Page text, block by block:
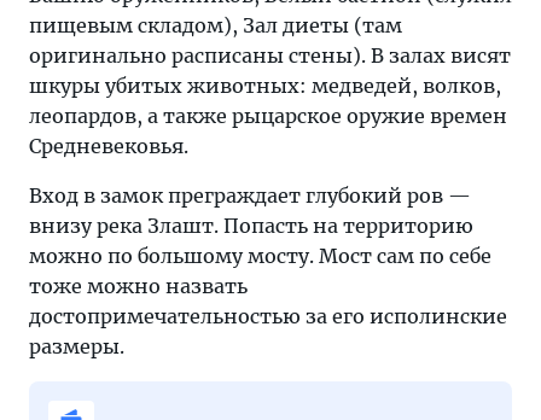
пищевым складом), Зал диеты (там
оригинально расписаны стены). В залах висят
шкуры убитых животных: медведей, волков,
леопардов, а также рыцарское оружие времен
Средневековья.
Вход в замок преграждает глубокий ров —
внизу река Злашт. Попасть на территорию
можно по большому мосту. Мост сам по себе
тоже можно назвать
достопримечательностью за его исполинские
размеры.